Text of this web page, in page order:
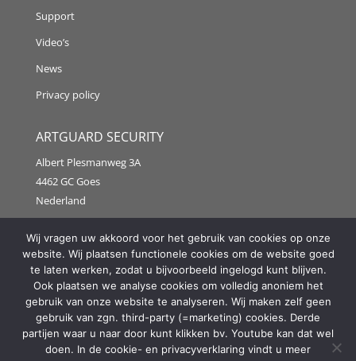
Support
Video’s
News
Privacy policy
ARTGUARD SECURITY
Albert Plesmanweg 3A
4462 GC Goes
Nederland
Tel: +31 (0) 113 313151
E-mail:info@artguardsecurity.eu
Copyright @2021 Artguard Security | Made in cooperation
with2FIT
Wij vragen uw akkoord voor het gebruik van cookies op onze
website. Wij plaatsen functionele cookies om de website goed
te laten werken, zodat u bijvoorbeeld ingelogd kunt blijven.
Ook plaatsen we analyse cookies om volledig anoniem het
gebruik van onze website te analyseren. Wij maken zelf geen
gebruik van zgn. third-party (=marketing) cookies. Derde
partijen waar u naar door kunt klikken bv. Youtube kan dat wel
doen. In de cookie- en privacyverklaring vindt u meer